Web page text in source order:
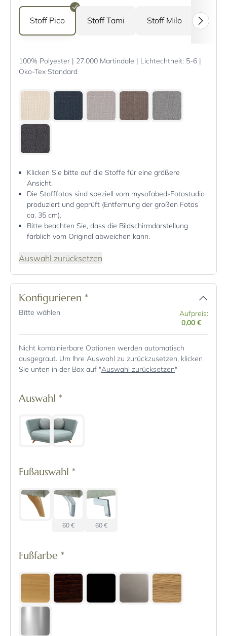
Stoff Pico Stoff Tami Stoff Milo Stoff
100% Polyester | 27.000 Martindale | Lichtechtheit: 5-6 |
Öko-Tex Standard
Klicken Sie bitte auf die Stoffe für eine größere
Ansicht.
Die Stofffotos sind speziell vom mysofabed-Fotostudio
produziert und geprüft (Entfernung der großen Fotos
ca. 35 cm).
Bitte beachten Sie, dass die Bildschirmdarstellung
farblich vom Original abweichen kann.
Auswahl zurücksetzen
Konfigurieren *
Bitte wählen
Aufpreis:
0,00 €
Nicht kombinierbare Optionen werden automatisch
ausgegraut. Um Ihre Auswahl zu zurückzusetzen, klicken
Sie unten in der Box auf "Auswahl zurücksetzen"
Auswahl *
Fußauswahl *
60 € 60 €
Fußfarbe *